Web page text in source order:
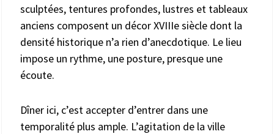
sculptées, tentures profondes, lustres et tableaux
anciens composent un décor XVIIIe siècle dont la
densité historique n’a rien d’anecdotique. Le lieu
impose un rythme, une posture, presque une
écoute.
Dîner ici, c’est accepter d’entrer dans une
temporalité plus ample. L’agitation de la ville